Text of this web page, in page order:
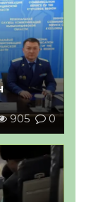
905 0